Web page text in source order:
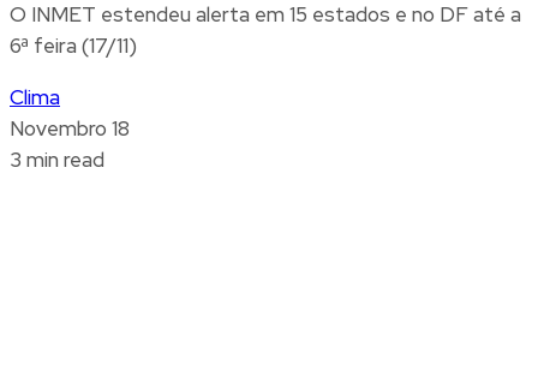
O INMET estendeu alerta em 15 estados e no DF até a
6ª feira (17/11)
Clima
Novembro 18
3 min read